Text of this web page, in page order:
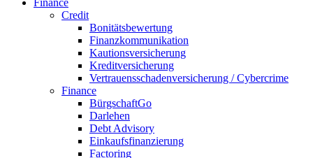
Finance
Credit
Bonitätsbewertung
Finanzkommunikation
Kautionsversicherung
Kreditversicherung
Vertrauensschadenversicherung / Cybercrime
Finance
BürgschaftGo
Darlehen
Debt Advisory
Einkaufsfinanzierung
Factoring